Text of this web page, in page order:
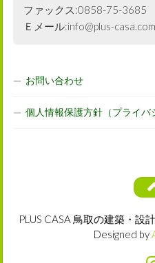
ファックス:0858-75-3685
Ｅメール:info@plus-casa.com
お問い合わせ
個人情報保護方針（プライバ
PLUS CASA 鳥取の建築・設
Designed by